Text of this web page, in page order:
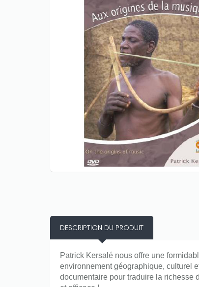
DESCRIPTION DU PRODUIT
Patrick Kersalé nous offre une
environnement géographique, culturel
documentaire pour traduire la richesse